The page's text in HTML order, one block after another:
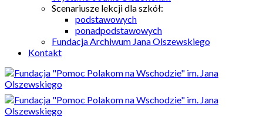
Scenariusze lekcji dla szkół:
podstawowych
ponadpodstawowych
Fundacja Archiwum Jana Olszewskiego
Kontakt